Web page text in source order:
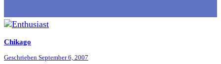
Chikago
Geschrieben September 6, 2007